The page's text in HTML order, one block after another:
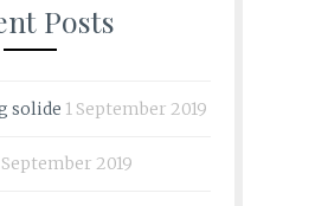
Posts
solide 1 September 2019
September 2019